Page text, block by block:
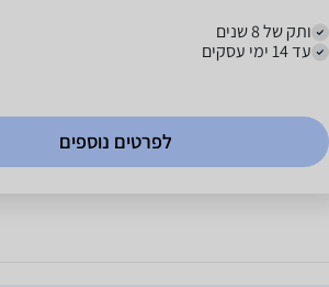
ותק של 8 שנים
עד 14 ימי עסקים
לפרטים נוספים